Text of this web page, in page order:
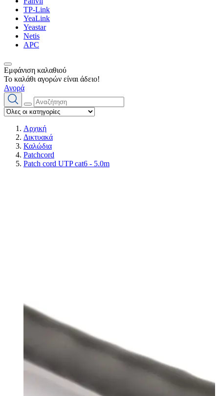
TP-Link
YeaLink
Yeastar
Netis
APC
Εμφάνιση καλαθιού
Το καλάθι αγορών είναι άδειο!
Αγορά
Αρχική
Δικτυακά
Καλώδια
Patchcord
Patch cord UTP cat6 - 5.0m